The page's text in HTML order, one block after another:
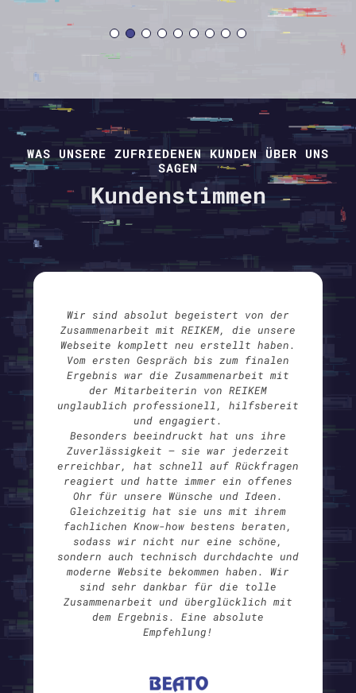
WAS UNSERE ZUFRIEDENEN KUNDEN ÜBER UNS
SAGEN
Kundenstimmen
Wir sind absolut begeistert von der
Zusammenarbeit mit REIKEM, die unsere
Webseite komplett neu erstellt haben.
Vom ersten Gespräch bis zum finalen
Ergebnis war die Zusammenarbeit mit
der Mitarbeiterin von REIKEM
unglaublich professionell, hilfsbereit
und engagiert.
Besonders beeindruckt hat uns ihre
Zuverlässigkeit – sie war jederzeit
erreichbar, hat schnell auf Rückfragen
reagiert und hatte immer ein offenes
Ohr für unsere Wünsche und Ideen.
Gleichzeitig hat sie uns mit ihrem
fachlichen Know-how bestens beraten,
sodass wir nicht nur eine schöne,
sondern auch technisch durchdachte und
moderne Website bekommen haben. Wir
sind sehr dankbar für die tolle
Zusammenarbeit und überglücklich mit
dem Ergebnis. Eine absolute
Empfehlung!